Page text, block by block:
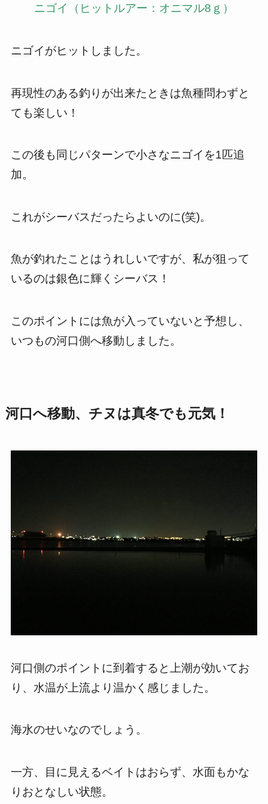
ニゴイ（ヒットルアー：オニマル8ｇ）
ニゴイがヒットしました。
再現性のある釣りが出来たときは魚種問わずと
ても楽しい！
この後も同じパターンで小さなニゴイを1匹追
加。
これがシーバスだったらよいのに(笑)。
魚が釣れたことはうれしいですが、私が狙って
いるのは銀色に輝くシーバス！
このポイントには魚が入っていないと予想し、
いつもの河口側へ移動しました。
河口へ移動、チヌは真冬でも元気！
河口側のポイントに到着すると上潮が効いてお
り、水温が上流より温かく感じました。
海水のせいなのでしょう。
一方、目に見えるベイトはおらず、水面もかな
りおとなしい状態。